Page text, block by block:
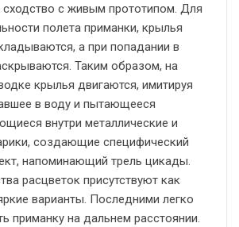
с живым прототипом. Для
полета приманки, крылья
а при попадании в
Таким образом, на
крылья двигаются, имитируя
в воду и пытающееся
внутри металлические и
создающие специфический
напоминающий трель цикады.
расцветок присутствуют как
варианты. Последними легко
приманку на дальнем расстоянии.